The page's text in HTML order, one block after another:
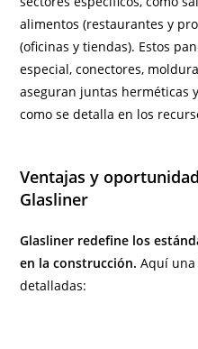
alimentos (restaurantes y
(oficinas y tiendas). Estos
especial, conectores,
aseguran juntas herméticas
como se detalla en los
Ventajas y
Glasliner
Glasliner redefine los
en la construcción. Aquí una
detalladas: